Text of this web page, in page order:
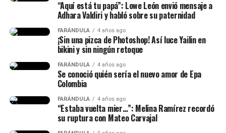
hasta tomaba cosas que no
eran muy buenas para su
salud. Yo fui la que le dije:
‘No, mi amor, no más esto,
no tomes más viagra’. Yo le
sumé muchísimo en
muchas cosas y espero que
“Aquí está tu papá”: Lowe León envió mensaje a
Adhara Valdiri y habló sobre su paternidad
FARÁNDULA 4 años ago
¡Sin una pizca de Photoshop! Así luce Yailin en
bikini y sin ningún retoque
FARÁNDULA 4 años ago
Se conoció quién sería el nuevo amor de Epa
Colombia
FARÁNDULA 4 años ago
“Estaba vuelta mier…”: Melina Ramírez recordó
su ruptura con Mateo Carvajal